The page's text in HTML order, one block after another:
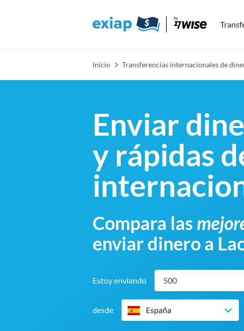
Inicio Transferencias internacionales de
Enviar
y rápidas
Compara las
enviar dinero a
Estoy enviando
desde España